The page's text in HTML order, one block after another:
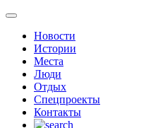
Новости
Истории
Места
Люди
Отдых
Спецпроекты
Контакты